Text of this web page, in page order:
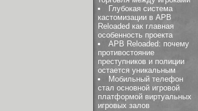
Глубокая система
кастомизации в APB
Reloaded как главная
особенность проекта
APB Reloaded: почему
противостояние
преступников и полиции
остается уникальным
Мобильный телефон
стал основной игровой
платформой виртуальных
игровых залов